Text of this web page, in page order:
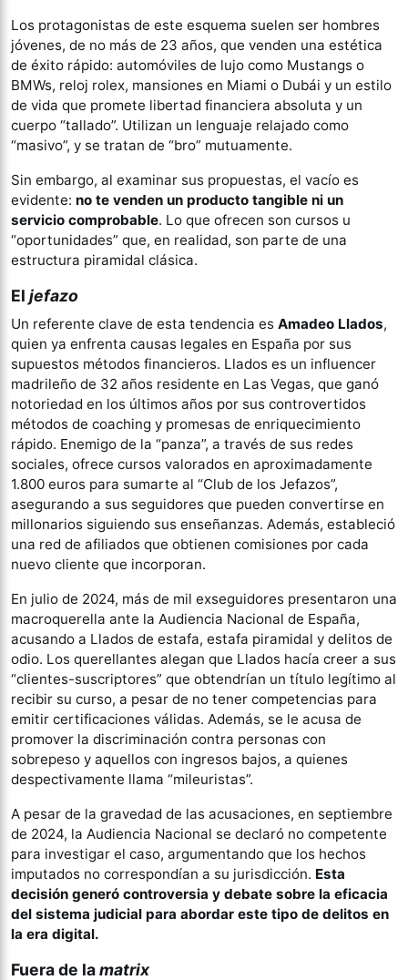
Los protagonistas de este esquema suelen ser hombres
jóvenes, de no más de 23 años, que venden una estética
de éxito rápido: automóviles de lujo como Mustangs o
BMWs, reloj rolex, mansiones en Miami o Dubái y un estilo
de vida que promete libertad financiera absoluta y un
cuerpo “tallado”. Utilizan un lenguaje relajado como
“masivo”, y se tratan de “bro” mutuamente.
Sin embargo, al examinar sus propuestas, el vacío es
evidente: no te venden un producto tangible ni un
servicio comprobable. Lo que ofrecen son cursos u
“oportunidades” que, en realidad, son parte de una
estructura piramidal clásica.
El jefazo
Un referente clave de esta tendencia es Amadeo Llados,
quien ya enfrenta causas legales en España por sus
supuestos métodos financieros. Llados es un influencer
madrileño de 32 años residente en Las Vegas, que ganó
notoriedad en los últimos años por sus controvertidos
métodos de coaching y promesas de enriquecimiento
rápido. Enemigo de la “panza”, a través de sus redes
sociales, ofrece cursos valorados en aproximadamente
1.800 euros para sumarte al “Club de los Jefazos”,
asegurando a sus seguidores que pueden convertirse en
millonarios siguiendo sus enseñanzas. Además, estableció
una red de afiliados que obtienen comisiones por cada
nuevo cliente que incorporan.
En julio de 2024, más de mil exseguidores presentaron una
macroquerella ante la Audiencia Nacional de España,
acusando a Llados de estafa, estafa piramidal y delitos de
odio. Los querellantes alegan que Llados hacía creer a sus
“clientes-suscriptores” que obtendrían un título legítimo al
recibir su curso, a pesar de no tener competencias para
emitir certificaciones válidas. Además, se le acusa de
promover la discriminación contra personas con
sobrepeso y aquellos con ingresos bajos, a quienes
despectivamente llama “mileuristas”.
A pesar de la gravedad de las acusaciones, en septiembre
de 2024, la Audiencia Nacional se declaró no competente
para investigar el caso, argumentando que los hechos
imputados no correspondían a su jurisdicción. Esta
decisión generó controversia y debate sobre la eficacia
del sistema judicial para abordar este tipo de delitos en
la era digital.
Fuera de lamatrix